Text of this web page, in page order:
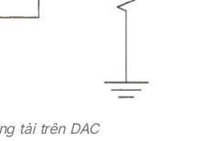
tải trên DAC